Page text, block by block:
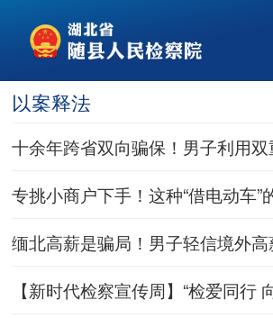
以案释法
十余年跨省双向骗保！男子利用
专挑小商户下手！这种“借电动车”
缅北高薪是骗局！男子轻信境外
【新时代检察宣传周】“检爱同行